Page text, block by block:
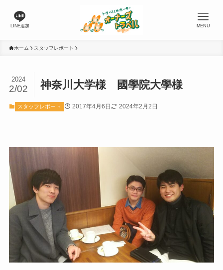
LINE追加 MENU
ホーム スタッフレポート
神奈川大学様 國學院大學様
2024
2/02
スタッフレポート 2017年4月6日 2024年2月2日